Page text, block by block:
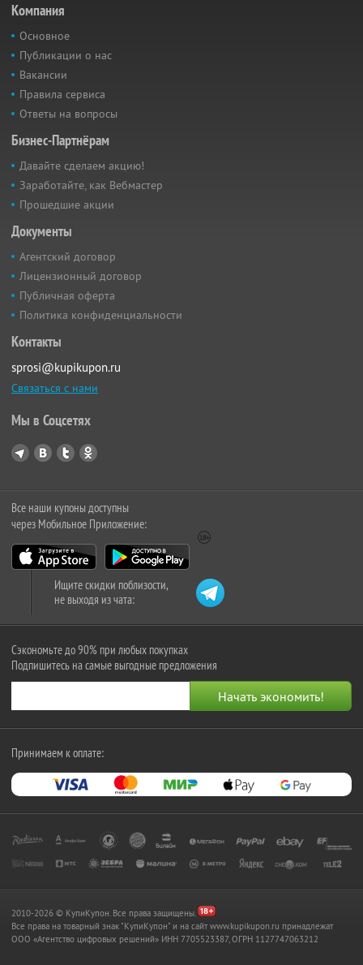
Компания
Основное
Публикации о нас
Вакансии
Правила сервиса
Ответы на вопросы
Бизнес-Партнёрам
Давайте сделаем акцию!
Заработайте, как Вебмастер
Прошедшие акции
Документы
Агентский договор
Лицензионный договор
Публичная оферта
Политика конфиденциальности
Контакты
sprosi@kupikupon.ru
Связаться с нами
Мы в Соцсетях
Все наши купоны доступны
через Мобильное Приложение:
Ищите скидки поблизости,
не выходя из чата:
Сэкономьте до 90% при любых покупках
Подпишитесь на самые выгодные предложения
Принимаем к оплате:
2010-2026 © КупиКупон. Все права защищены.
Все права на товарный знак "КупиКупон" и на сайт www.kupikupon.ru принадлежат
OOO «Агентство цифровых решений» ИНН 7705523387, ОГРН 1127747063212